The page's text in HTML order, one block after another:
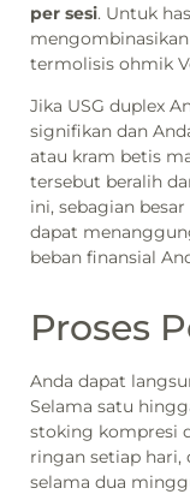
per sesi. Untuk
mengombinasikan
termolisis ohmik
Jika USG duplex
signifikan dan
atau kram betis
tersebut beralih
ini, sebagian
dapat
beban finansial
Proses
Anda dapat
Selama satu
stoking kompresi
ringan setiap hari,
selama dua